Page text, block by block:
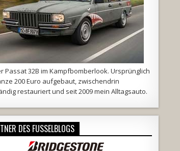
Passat 32B im Kampfbomberlook. Ursprünglich
200 Euro aufgebaut, zwischendrin
restauriert und seit 2009 mein Alltagsauto.
DES FUSSELBLOGS